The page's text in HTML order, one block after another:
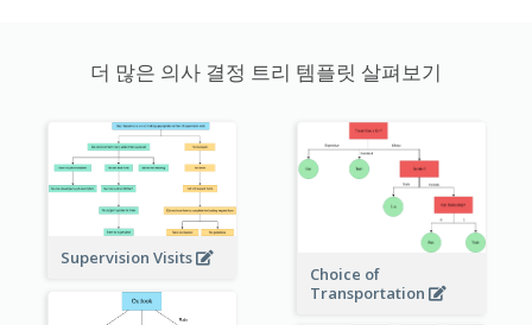
더 많은 의사 결정 트리 템플릿 살펴보기
Supervision Visits
Choice of
Transportation